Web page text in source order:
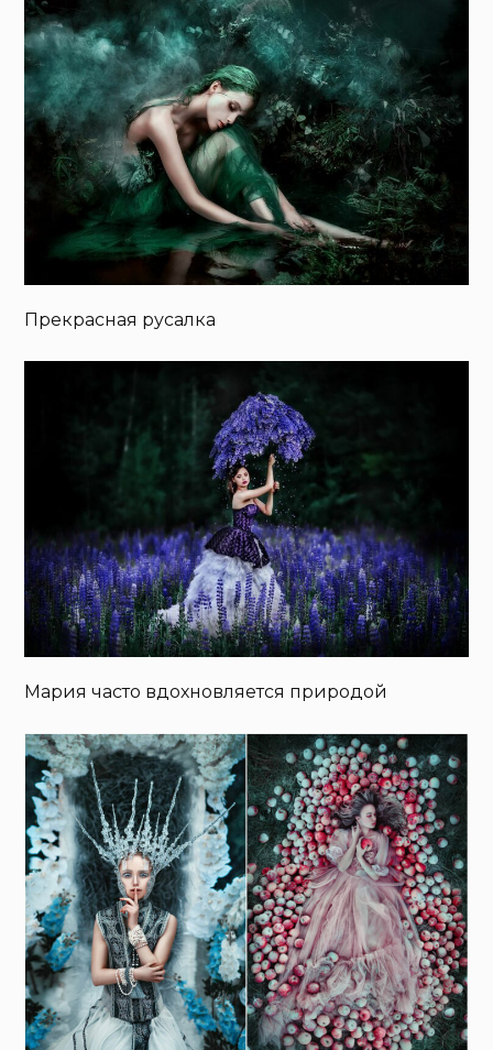
Прекрасная русалка
Мария часто вдохновляется природой